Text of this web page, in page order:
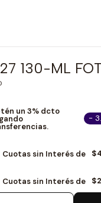
130-ML
un 3% dcto
-
Cuotas sin Interés de
Cuotas sin Interés de